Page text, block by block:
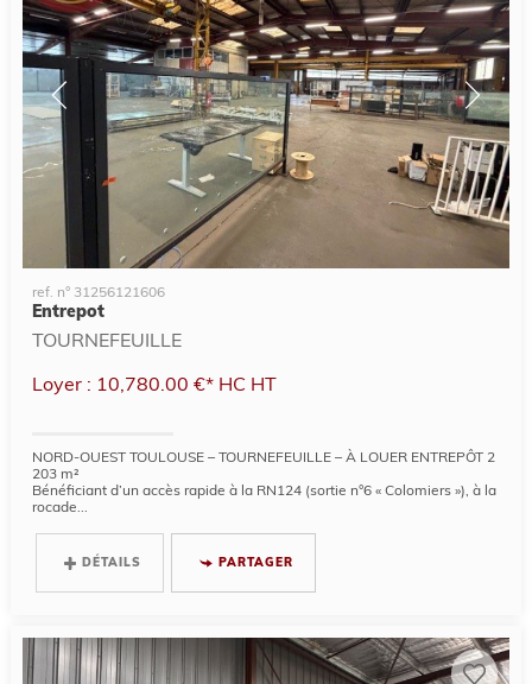
ref. n° 31256121606
Entrepot
TOURNEFEUILLE
Loyer : 10,780.00 €* HC HT
NORD-OUEST TOULOUSE – TOURNEFEUILLE – À LOUER ENTREPÔT 2
203 m²
Bénéficiant d’un accès rapide à la RN124 (sortie n°6 « Colomiers »), à la
rocade...
DÉTAILS PARTAGER